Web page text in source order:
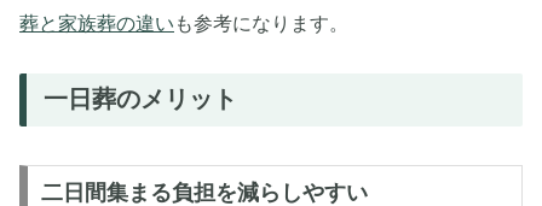
葬と家族葬の違い も参考になります。
一日葬のメリット
二日間集まる負担を減らしやすい